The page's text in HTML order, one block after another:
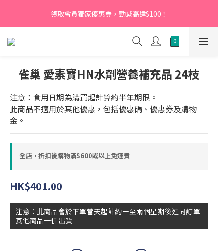
【新會員】即日起至2026月12月31日，首次下單輸入優惠碼
「NEW95」即可享95折
領取會員獨家優惠券，勁減高達$100！
【新會員】即日起至2026月12月31日，首次下單輸入優惠碼
「NEW95」即可享95折
雀巢 愛素寶HN水劑營養補充品 24枝
注意：食用日期為購買起計算約半年期限。
此商品不適用於其他優惠，包括優惠碼、優惠券及購物
金。
全店，折扣後購物滿$600或以上免運費
HK$401.00
注意：此商品會於下單當天起計約一至兩個星期後連同訂單
其他商品一併出貨